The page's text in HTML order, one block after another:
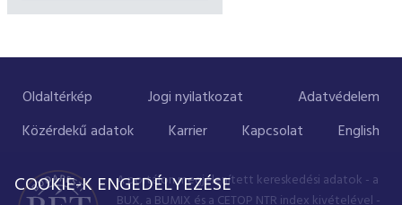
Oldaltérkép Jogi nyilatkozat
Adatvédelem
Közérdekű adatok
Karrier Kapcsolat English
A portálon megjelenített kereskedési adatok - a
COOKIE-K ENGEDÉLYEZÉSE